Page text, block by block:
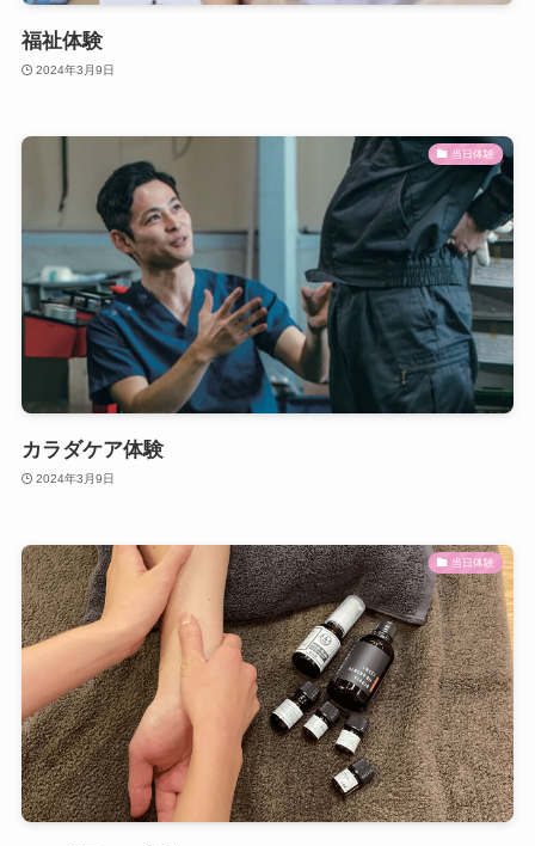
福祉体験
2024年3月9日
当日体験
カラダケア体験
2024年3月9日
当日体験